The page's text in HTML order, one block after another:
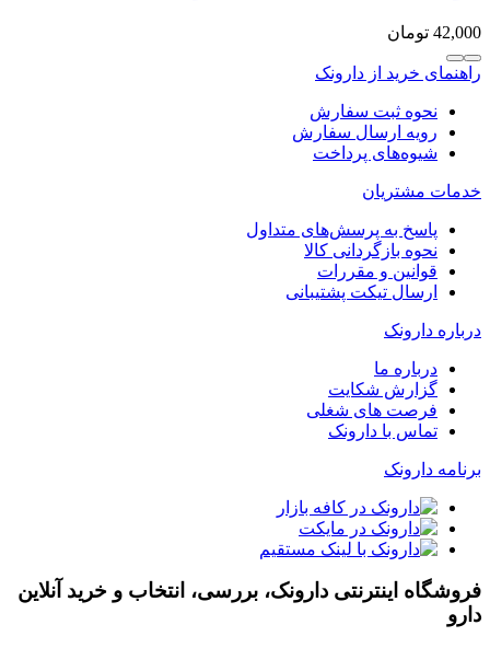
42,000 تومان
راهنمای خرید از دارونک
نحوه ثبت سفارش
رویه ارسال سفارش
شیوه‌های پرداخت
خدمات مشتریان
پاسخ به پرسش‌های متداول
نحوه بازگردانی کالا
قوانین و مقررات
ارسال تیکت پشتیبانی
درباره دارونک
درباره ما
گزارش شکایت
فرصت های شغلی
تماس با دارونک
برنامه دارونک
فروشگاه اینترنتی دارونک، بررسی، انتخاب و خرید آنلاین
دارو